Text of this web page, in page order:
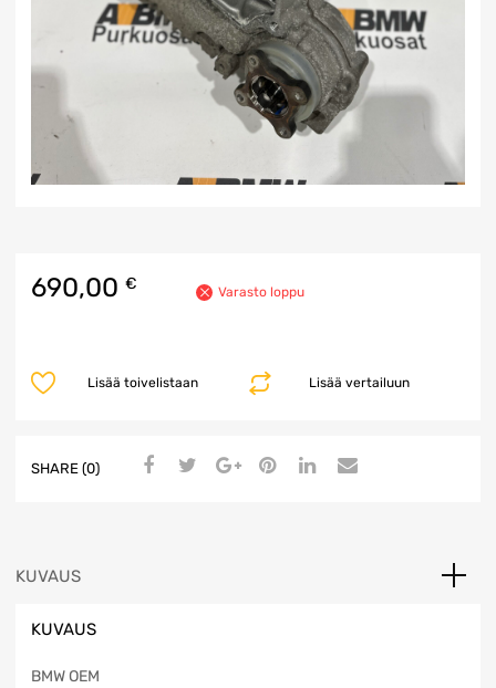
690,00 € Varasto loppu
Lisää vertailuun
Lisää toivelistaan
SHARE (0)
KUVAUS
KUVAUS
BMW OEM